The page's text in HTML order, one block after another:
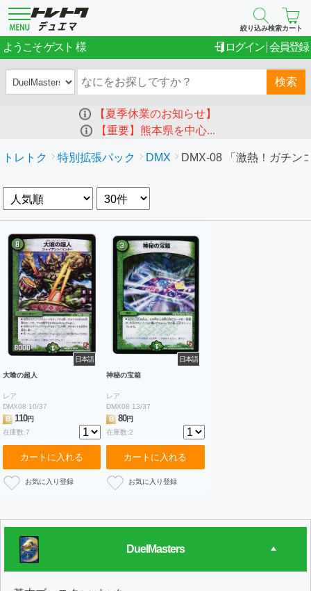
絞り込み検索カート
ようこそゲスト ログイン 会員登録
検索
【夏季休業のお知らせ】
【重要】熊本県を中心...
トレトク 特別拡張パック DMX DMX-08 「激熱！ガチン
日本語
大喰の超人
レア
DMX08 10/37
B
110円
在庫数:7
カートに入れる
日本語
神秘の宝箱
レア
DMX08 13/37
B
80円
在庫数:2
カートに入れる
DuelMasters